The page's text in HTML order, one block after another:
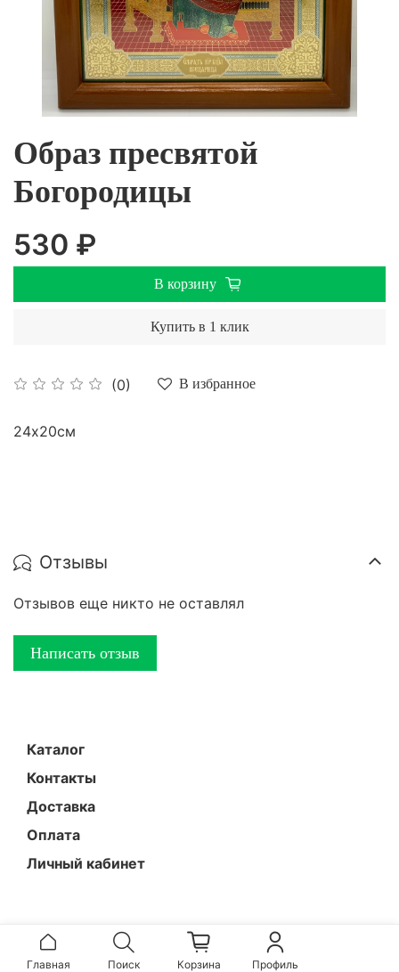
Образ пресвятой
Богородицы
(0) В избранное
530 ₽
В корзину
Купить в 1 клик
24х20см
Отзывы
Отзывов еще никто не оставлял
Написать отзыв
Каталог
Контакты
Доставка
Оплата
Личный кабинет
Главная Поиск Корзина Профиль